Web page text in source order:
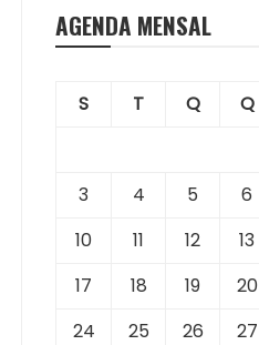
AGENDA MENSAL
S T Q Q
3
4 5 6
10
11 12 13
17
18 19 20
24
25 26 27